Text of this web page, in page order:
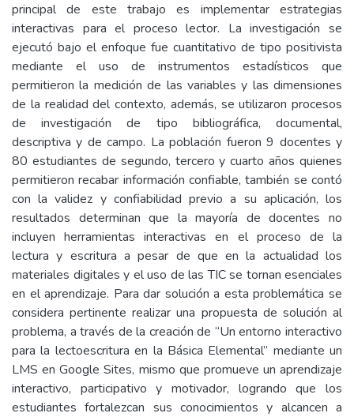
principal de este trabajo es implementar estrategias
interactivas para el proceso lector. La investigación se
ejecutó bajo el enfoque fue cuantitativo de tipo positivista
mediante el uso de instrumentos estadísticos que
permitieron la medición de las variables y las dimensiones
de la realidad del contexto, además, se utilizaron procesos
de investigación de tipo bibliográfica, documental,
descriptiva y de campo. La población fueron 9 docentes y
80 estudiantes de segundo, tercero y cuarto años quienes
permitieron recabar información confiable, también se contó
con la validez y confiabilidad previo a su aplicación, los
resultados determinan que la mayoría de docentes no
incluyen herramientas interactivas en el proceso de la
lectura y escritura a pesar de que en la actualidad los
materiales digitales y el uso de las TIC se tornan esenciales
en el aprendizaje. Para dar solución a esta problemática se
considera pertinente realizar una propuesta de solución al
problema, a través de la creación de “Un entorno interactivo
para la lectoescritura en la Básica Elemental” mediante un
LMS en Google Sites, mismo que promueve un aprendizaje
interactivo, participativo y motivador, logrando que los
estudiantes fortalezcan sus conocimientos y alcancen a